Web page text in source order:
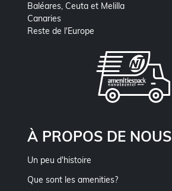
Baléares, Ceuta et Melilla
Canaries
Reste de l'Europe
À PROPOS DE NOUS
Un peu d'histoire
Que sont les amenities?